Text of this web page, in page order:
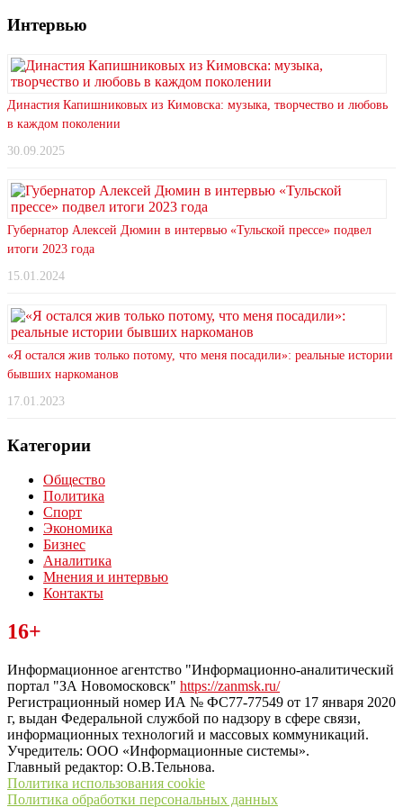
Интервью
Династия Капишниковых из Кимовска: музыка, творчество и любовь
в каждом поколении
30.09.2025
Губернатор Алексей Дюмин в интервью «Тульской прессе» подвел
итоги 2023 года
15.01.2024
«Я остался жив только потому, что меня посадили»: реальные истории
бывших наркоманов
17.01.2023
Категории
Общество
Политика
Спорт
Экономика
Бизнес
Аналитика
Мнения и интервью
Контакты
Читайте последние новости дня в Тульской области на сайте
“ЗаНовомосковск”
16+
Информационное агентство "Информационно-аналитический
портал "ЗА Новомосковск" https://zanmsk.ru/
Регистрационный номер ИА № ФС77-77549 от 17 января 2020
г, выдан Федеральной службой по надзору в сфере связи,
информационных технологий и массовых коммуникаций.
Учредитель: ООО «Информационные системы».
Главный редактор: О.В.Тельнова.
Политика использования cookie
Политика обработки персональных данных